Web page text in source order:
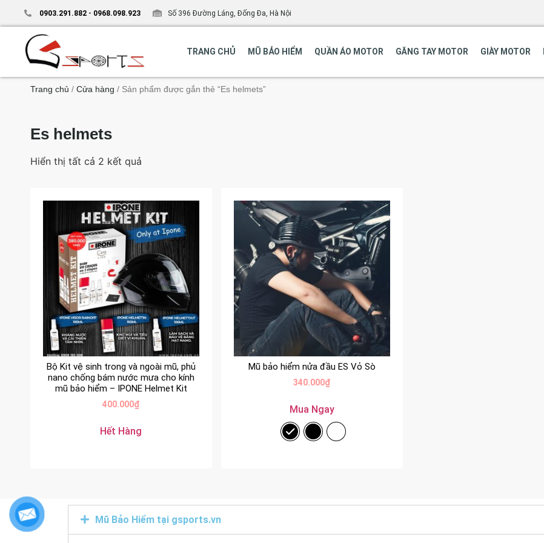
0903.291.882 - 0968.098.923 Số 396 Đường Láng, Đống Đa, Hà Nội
TRANG CHỦ MŨ BẢO HIỂM QUẦN ÁO MOTOR GĂNG TAY MOTOR GIÀY MOTOR
Trang chủ / Cửa hàng / Sản phẩm được gắn thẻ “Es helmets”
Es helmets
Hiển thị tất cả 2 kết quả
Bộ Kit vệ sinh trong và ngoài mũ, phủ
nano chống bám nước mưa cho kính
mũ bảo hiểm – IPONE Helmet Kit
400.000₫
Hết Hàng
Mũ bảo hiểm nửa đầu ES Vỏ Sò
340.000₫
Mua Ngay
Mũ Bảo Hiểm tại gsports.vn